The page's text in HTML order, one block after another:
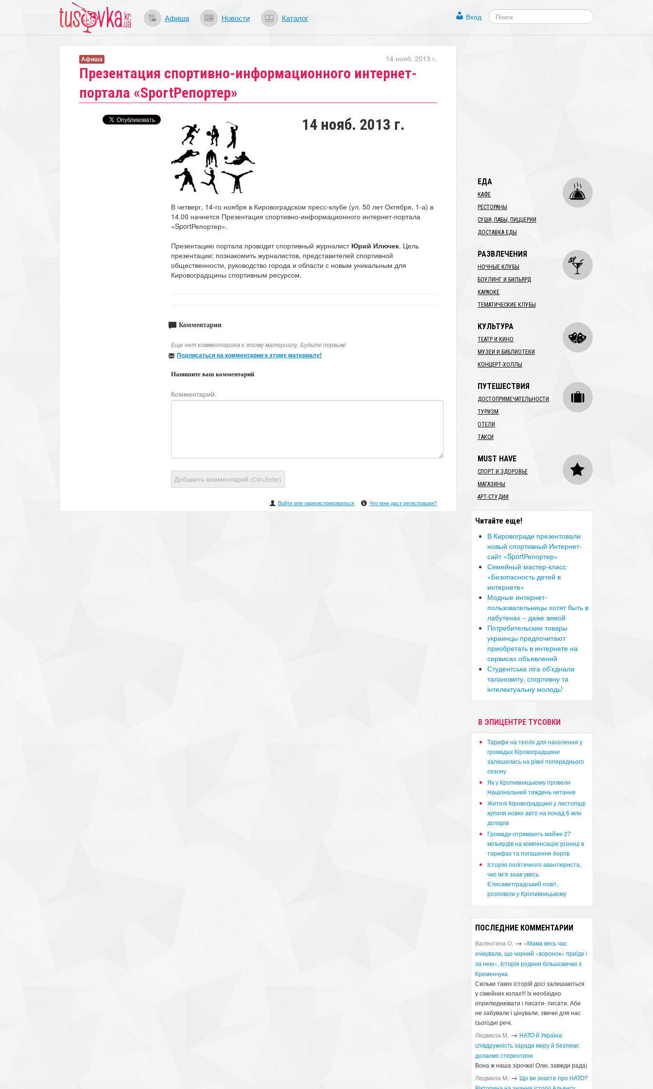
Афиша Новости Каталог Вход
Презентация спортивно-информационного интернет-
портала «SportРепортер»
14 нояб. 2013 г.
Афиша
14 нояб. 2013 г.
В четверг, 14-го ноября в Кировоградском пресс-клубе (ул. 50 лет Октября, 1-а) в
14.00 начнется Презентация спортивно-информационного интернет-портала
«SportРепортер».
Презентацию портала проводит спортивный журналист Юрий Илючек. Цель
презентации: познакомить журналистов, представителей спортивной
общественности, руководство города и области с новым уникальным для
Кировоградщины спортивным ресурсом.
Комментарии
Еще нет комментариев к этому материалу. Будьте первым!
Подписаться на комментарии к этому материалу!
Напишите ваш комментарий
Комментарий:
Добавить комментарий (Ctrl+Enter)
Войти или зарегистрироваться Что мне даст регистрация?
ЕДА
КАФЕ
РЕСТОРАНЫ
СУШИ, ПАБЫ, ПИЦЦЕРИИ
ДОСТАВКА ЕДЫ
РАЗВЛЕЧЕНИЯ
НОЧНЫЕ КЛУБЫ
БОУЛИНГ И БИЛЬЯРД
КАРАОКЕ
ТЕМАТИЧЕСКИЕ КЛУБЫ
КУЛЬТУРА
ТЕАТР И КИНО
МУЗЕИ И БИБЛИОТЕКИ
КОНЦЕРТ-ХОЛЛЫ
ПУТЕШЕСТВИЯ
ДОСТОПРИМЕЧАТЕЛЬНОСТИ
ТУРИЗМ
ОТЕЛИ
ТАКСИ
MUST HAVE
СПОРТ И ЗДОРОВЬЕ
МАГАЗИНЫ
АРТ-СТУДИИ
Читайте еще!
В Кировограде презентовали
новый спортивный Интернет-
сайт «SportРепортер»
Семейный мастер-класс
«Безопасность детей в
интернете»
​Модные интернет-
пользовательницы хотят быть в
лабутенах – даже зимой
Потребительские товары
украинцы предпочитают
приобретать в интернете на
сервисах объявлений
Студентська ліга об'єднала
талановиту, спортивну та
інтелектуальну молодь!
В ЭПИЦЕНТРЕ ТУСОВКИ
​Тарифи на тепло для населення у
громадах Кіровоградщини
залишились на рівні попереднього
сезону
​Як у Кропивницькому провели
Національний тиждень читання
​Жителі Кіровоградщині у листопаді
купили нових авто на понад 6 млн
доларів
​Громади отримають майже 27
мільярдів на компенсацію різниці в
тарифах та погашення боргів
Історію політичного авантюриста,
чиє ім’я знав увесь
Єлисаветградський повіт,
розповіли у Кропивницькому
ПОСЛЕДНИЕ КОММЕНТАРИИ
Валентина О. → «Мама весь час
очікувала, що чорний «воронок» приїде і
за нею». Історія родини більшовички з
Кременчука
Скільки таких історій досі залишаються
у сімейних колах!!! Іх необхідно
оприлюднювати і писати- писати. Аби
не забували і цінували, звичні для нас
сьогодні речі.
Людмила М. → ​НАТО й Україна:
співдружність заради миру й безпеки:
долаємо стереотипи
Вона ж наша зірочка! Олю, завжди рада)
Людмила М. → Що ви знаєте про НАТО?